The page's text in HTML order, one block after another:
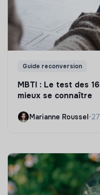
Guide reconversion
MBTI : Le test des
mieux se connaître
Marianne Roussel•